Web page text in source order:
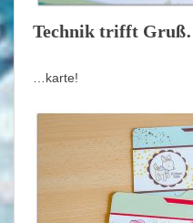
Technik trifft
…karte!